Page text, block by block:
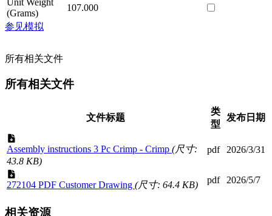
(Grams)
107.000
参见模拟
所有相关文件
所有相关文件
文件标题
类
型
发布日期
Assembly instructions 3 Pc Crimp - Crimp (尺寸:
43.8 KB)
pdf 2026/3/31
272104 PDF Customer Drawing (尺寸: 64.4 KB) pdf 2026/5/7
相关资源